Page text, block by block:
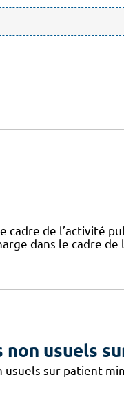
de l’activité
dans le cadre de
usuels
usuels sur patient